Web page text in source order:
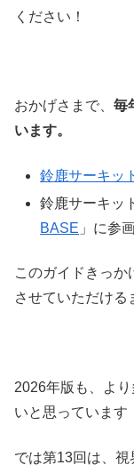
ください！
おかげさまで、 毎
います。
鈴鹿サーキッ
鈴鹿サーキッ
BASE 」に参
このガイドきっか
させていただける
2026年版も、よ
いと思っています
では第13回は、